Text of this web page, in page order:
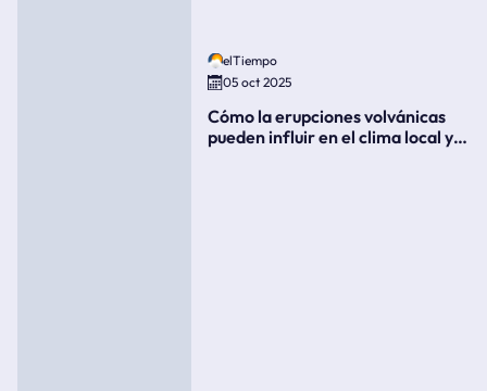
elTiempo
05 oct 2025
Cómo la erupciones volvánicas
pueden influir en el clima local y